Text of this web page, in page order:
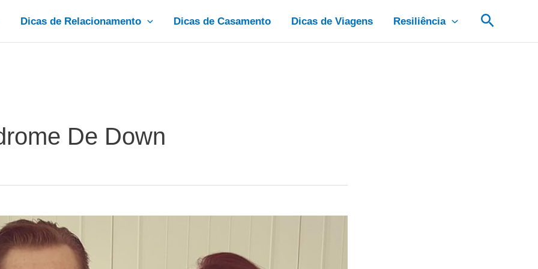
Dicas de Relacionamento Dicas de Casamento Dicas de Viagens Resiliência
De Down